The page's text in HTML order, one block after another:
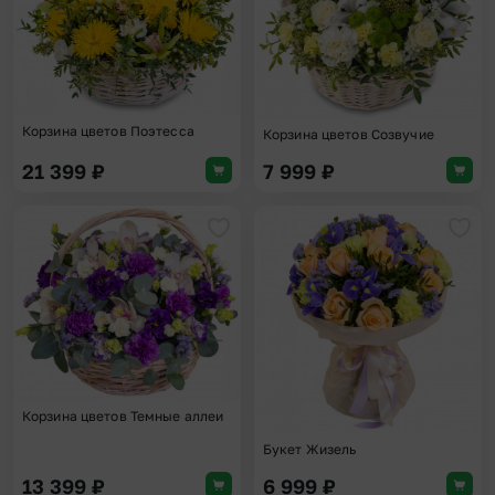
Корзина цветов Поэтесса
21 399 ₽
Корзина цветов Созвучие
7 999 ₽
Добавить в избранное
Корзина цветов Темные аллеи
13 399 ₽
Букет Жизель
6 999 ₽